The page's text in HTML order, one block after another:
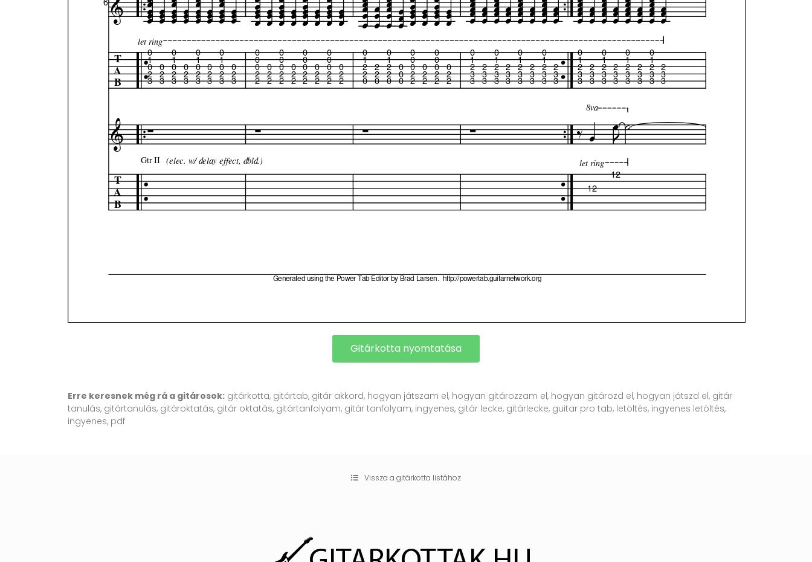
Gitárkotta nyomtatása
Erre keresnek még rá a gitárosok: gitárkotta, gitártab, gitár akkord, hogyan játszam el, hogyan gitározzam el, hogyan gitározd el, hogyan játszd el, gitár
tanulás, gitártanulás, gitároktatás, gitár oktatás, gitártanfolyam, gitár tanfolyam, ingyenes, gitár lecke, gitárlecke, guitar pro tab, letöltés, ingyenes letöltés,
ingyenes, pdf
Vissza a gitárkotta listához